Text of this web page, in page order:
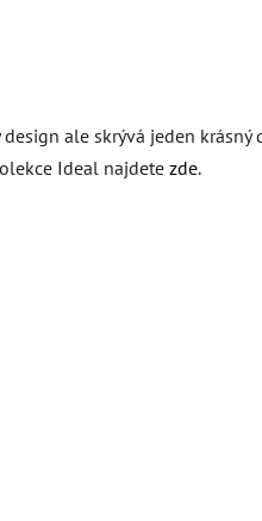
ale skrývá jeden krásný
Ideal najdete zde.